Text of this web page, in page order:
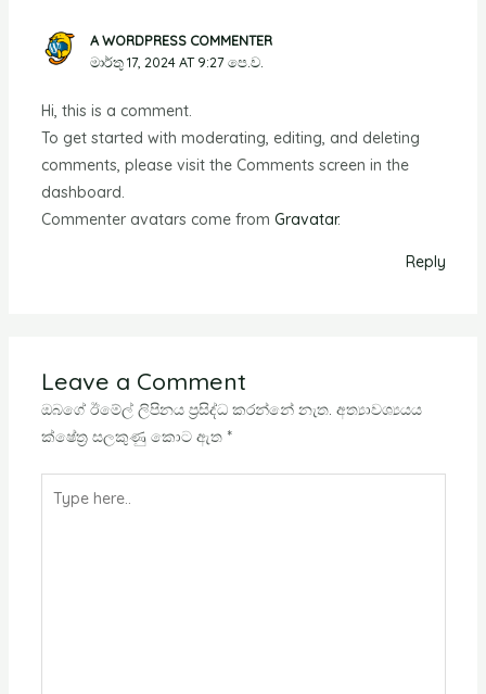
A WORDPRESS COMMENTER
මාර්තු 17, 2024 AT 9:27 පෙ.ව.
Hi, this is a comment.
To get started with moderating, editing, and deleting
comments, please visit the Comments screen in the
dashboard.
Commenter avatars come from Gravatar.
Reply
Leave a Comment
ඔබගේ ඊමේල් ලිපිනය ප්‍රසිද්ධ කරන්නේ නැත. අත්‍යාවශ්‍යයය
ක්ෂේත්‍ර සලකුණු කොට ඇත *
here..